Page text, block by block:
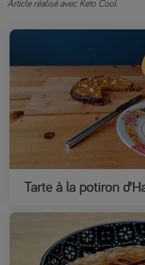
Article réalisé avec Keto Cool.
Tarte à la potiron